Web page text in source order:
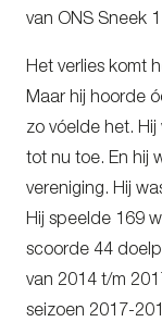
van ONS Sneek
Het verlies komt
Maar hij hoorde
zo vóelde het.
tot nu toe. En hij
vereniging. Hij
Hij speelde 169
scoorde 44
van 2014 t/m
seizoen 2017-